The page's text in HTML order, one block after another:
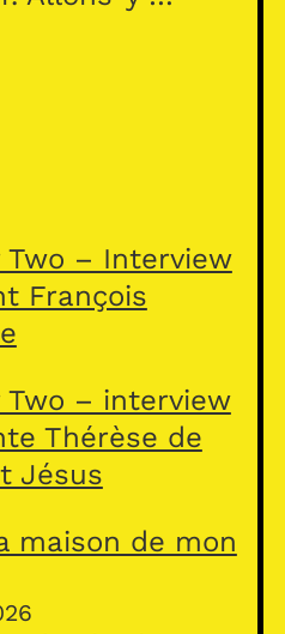
Two – Interview
François
Two – interview
Thérèse de
Jésus
maison de mon